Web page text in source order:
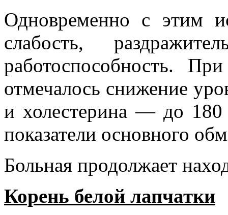
Одновременно с этим
слабость,
работоспособность.
отмечалось снижение
и холестерина — до
показатели основного
Больная продолжает
Корень белой лапчатки